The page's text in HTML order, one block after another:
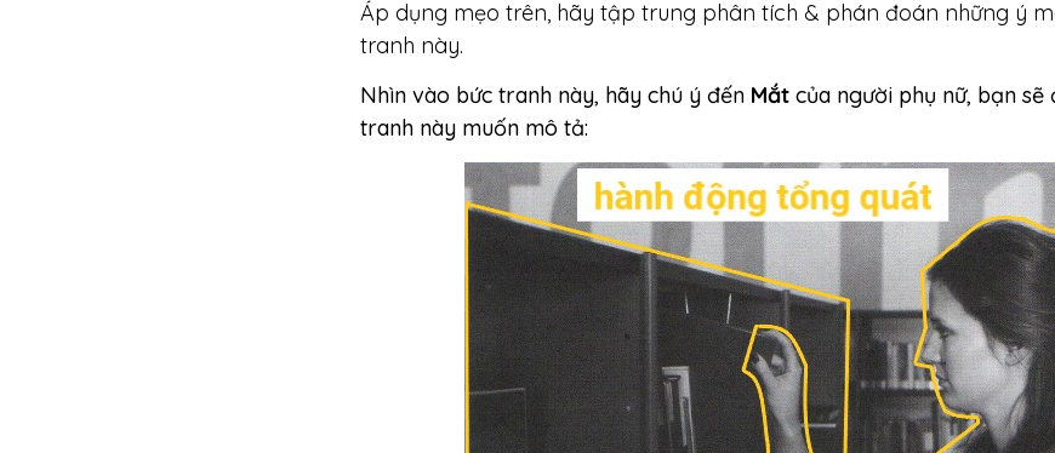
Áp dụng mẹo trên, hãy tập trung phân tích & phán đoán những ý
tranh này.
Nhìn vào bức tranh này, hãy chú ý đến Mắt của người phụ nữ, bạn
tranh này muốn mô tả: